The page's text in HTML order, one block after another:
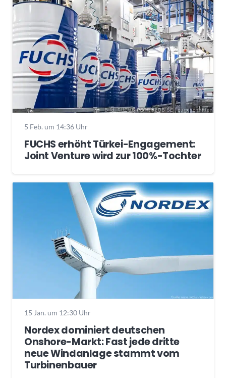
5 Feb. um 14:36 Uhr
FUCHS erhöht Türkei-Engagement:
Joint Venture wird zur 100%-Tochter
15 Jan. um 12:30 Uhr
Nordex dominiert deutschen
Onshore-Markt: Fast jede dritte
neue Windanlage stammt vom
Turbinenbauer